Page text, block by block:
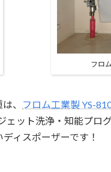
フロ
、 フロム工業製 YS-
ェット洗浄・ 知能プロ
ディスポーザーです！